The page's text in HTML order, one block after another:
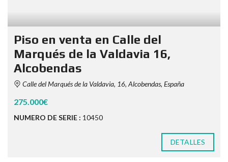
Piso en venta en Calle del
Marqués de la Valdavia 16,
Alcobendas
Calle del Marqués de la Valdavia, 16, Alcobendas, España
275.000€
NUMERO DE SERIE : 10450
DETALLES